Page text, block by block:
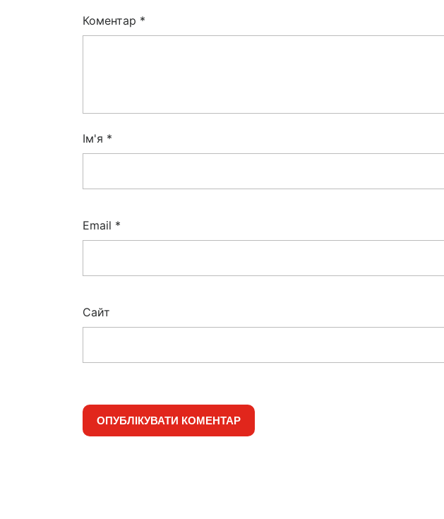
Коментар *
Ім'я *
Email *
Сайт